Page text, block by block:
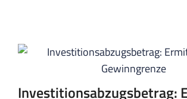
Investitionsabzugsbetrag: